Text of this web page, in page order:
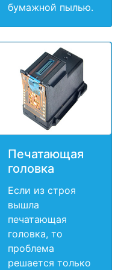
бумажной пылью.
Печатающая
головка
Если из строя
вышла
печатающая
головка, то
проблема
решается только